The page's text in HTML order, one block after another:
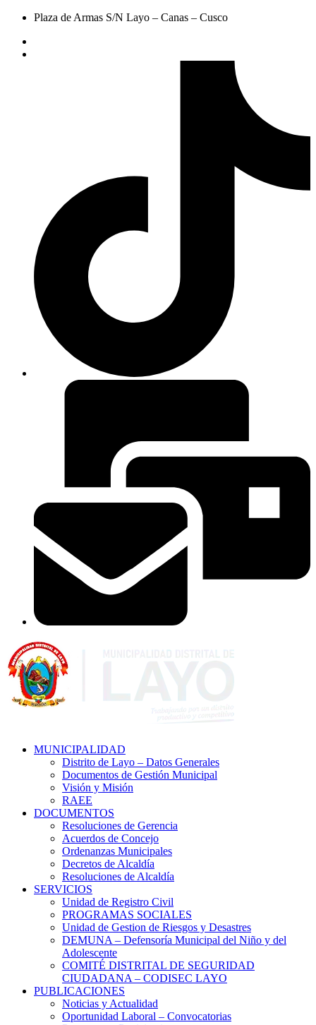
Plaza de Armas S/N Layo – Canas – Cusco
MUNICIPALIDAD
Distrito de Layo – Datos Generales
Documentos de Gestión Municipal
Visión y Misión
RAEE
DOCUMENTOS
Resoluciones de Gerencia
Acuerdos de Concejo
Ordenanzas Municipales
Decretos de Alcaldía
Resoluciones de Alcaldía
SERVICIOS
Unidad de Registro Civil
PROGRAMAS SOCIALES
Unidad de Gestion de Riesgos y Desastres
DEMUNA – Defensoría Municipal del Niño y del
Adolescente
COMITÉ DISTRITAL DE SEGURIDAD
CIUDADANA – CODISEC LAYO
PUBLICACIONES
Noticias y Actualidad
Oportunidad Laboral – Convocatorias